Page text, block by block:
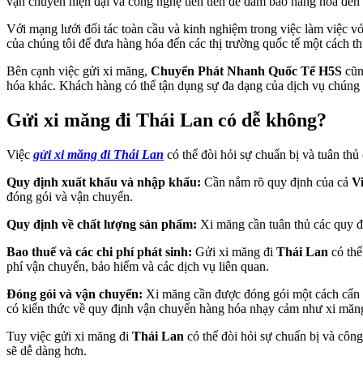
Với mạng lưới đối tác toàn cầu và kinh nghiệm trong việc làm việc
của chúng tôi để đưa hàng hóa đến các thị trường quốc tế một cách
Bên cạnh việc gửi xi măng, Chuyển Phát Nhanh Quốc Tế H5S
hóa khác. Khách hàng có thể tận dụng sự đa dạng của dịch vụ
Gửi xi măng đi Thái Lan có dễ không?
Việc gửi xi măng đi Thái Lan có thể đòi hỏi sự chuẩn bị và tuân
Quy định xuất khẩu và nhập khẩu: Cần nắm rõ quy định của cả
đóng gói và vận chuyển.
Quy định về chất lượng sản phẩm: Xi măng cần tuân thủ các quy
Bao thuế và các chi phí phát sinh: Gửi xi măng đi Thái Lan có
phí vận chuyển, bảo hiểm và các dịch vụ liên quan.
Đóng gói và vận chuyển: Xi măng cần được đóng gói một cách
có kiến thức về quy định vận chuyển hàng hóa nhạy cảm như xi
Tuy việc gửi xi măng đi Thái Lan có thể đòi hỏi sự chuẩn bị và
sẽ dễ dàng hơn.